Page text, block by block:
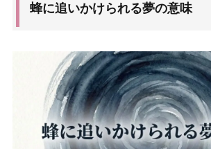
蜂に追いかけられる夢の意味